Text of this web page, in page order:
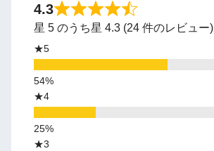
4.3
星 5 のうち星 4.3 (24 件のレビュー)
★5
★4
★3